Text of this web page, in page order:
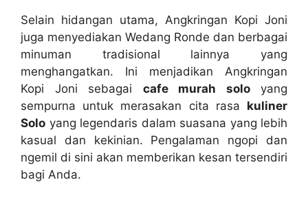
Selain hidangan utama, Angkringan Kopi Joni
juga menyediakan Wedang Ronde dan berbagai
minuman tradisional lainnya yang
menghangatkan. Ini menjadikan Angkringan
Kopi Joni sebagai cafe murah soloyang
sempurna untuk merasakan cita rasa kuliner
Solo yang legendaris dalam suasana yang lebih
kasual dan kekinian. Pengalaman ngopi dan
ngemil di sini akan memberikan kesan tersendiri
bagi Anda.